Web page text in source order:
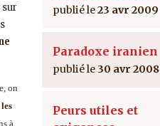
sur
on
les
à
23 avr 2009
Paradoxe iranien
30 avr 2008
Peurs utiles et